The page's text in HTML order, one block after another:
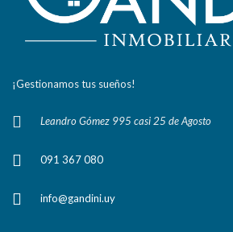
¡Gestionamos tus sueños!
Leandro Gómez 995 casi 25 de Agosto
091 367 080
info@gandini.uy